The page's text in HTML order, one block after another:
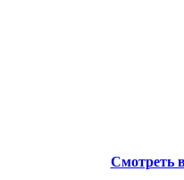
Смотреть